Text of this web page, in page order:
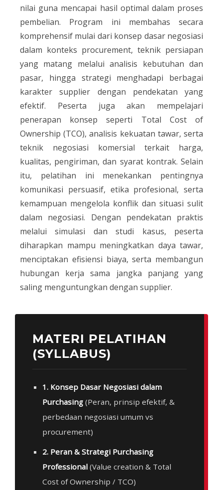
nilai guna mencapai hasil optimal dalam proses
pembelian. Program ini membahas secara
komprehensif mulai dari konsep dasar negosiasi
dalam konteks procurement, teknik persiapan
yang matang melalui analisis kebutuhan dan
pasar, hingga strategi menghadapi berbagai
karakter supplier dengan pendekatan yang
efektif. Peserta juga akan mempelajari
penerapan konsep seperti Total Cost of
Ownership (TCO), analisis kekuatan tawar, serta
teknik negosiasi komersial terkait harga,
kualitas, pengiriman, dan syarat kontrak. Selain
itu, pelatihan ini menekankan pentingnya
komunikasi persuasif, etika profesional, serta
kemampuan mengelola konflik dan situasi sulit
dalam negosiasi. Dengan pendekatan praktis
melalui simulasi dan studi kasus, peserta
diharapkan mampu meningkatkan daya tawar,
menciptakan efisiensi biaya, serta membangun
hubungan kerja sama jangka panjang yang
saling menguntungkan dengan supplier.
MATERI PELATIHAN
(SYLLABUS)
1. Konsep Dasar Negosiasi dalam
Purchasing (Peran, prinsip efektif, &
perbedaan negosiasi umum vs
procurement)
2. Peran & Strategi Purchasing
Professional (Value creation & Total
Cost of Ownership / TCO)